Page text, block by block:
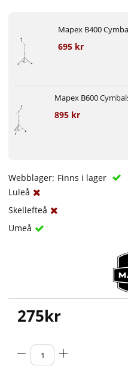
Mapex B400
695 kr
Mapex B600
895 kr
Webblager: Finns i lager
Luleå
Skellefteå
Umeå
275kr